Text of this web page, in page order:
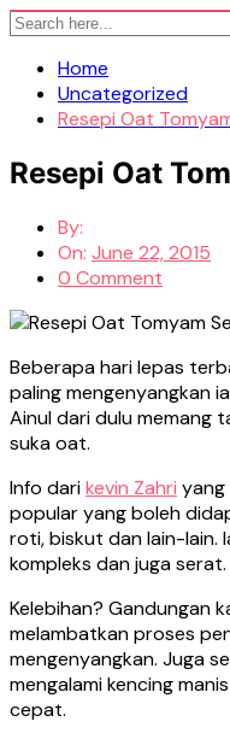
Skip
contentHome
Uncategorized
Resepi Oat
Resepi Oat
By:
On: June 22, 2015
0 Comment
Beberapa hari lepas
paling mengenyangkan
Ainul dari dulu memang
suka oat.
Info darikevin Zahri yang
popular yang boleh
roti, biskut dan lain-lain.
kompleks dan juga serat.
Kelebihan? Gandungan
melambatkan proses
mengenyangkan. Juga
mengalami kencing
cepat.